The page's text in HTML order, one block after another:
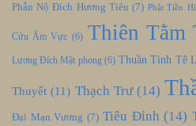
Phẫn Nộ Đích Hương Tiêu (7) Phật Tiền
Cửu Âm Vực (6) Thiên Tằm
Lương Đích Mật phong(6) Thuần Tình Tê
Thuyết (11) Thạch Trư(14)
Đại Mạn Vương (7) Tiêu Đỉnh (14)